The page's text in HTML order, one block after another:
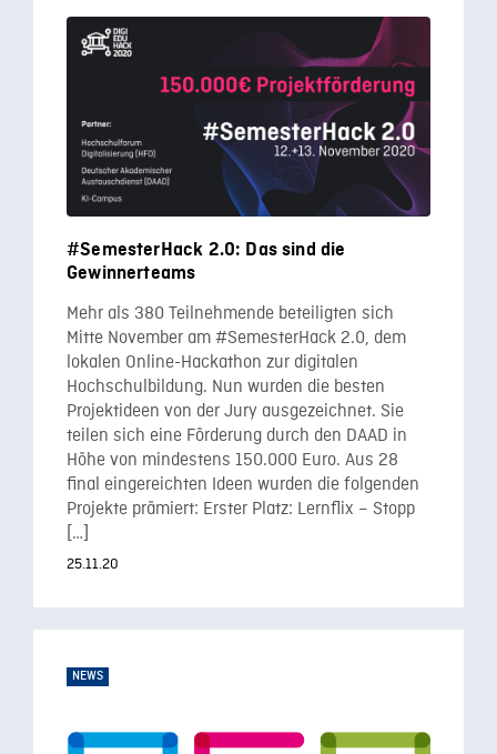
#SemesterHack 2.0: Das sind die
Gewinnerteams
Mehr als 380 Teilnehmende beteiligten sich
Mitte November am #SemesterHack 2.0, dem
lokalen Online-Hackathon zur digitalen
Hochschulbildung. Nun wurden die besten
Projektideen von der Jury ausgezeichnet. Sie
teilen sich eine Förderung durch den DAAD in
Höhe von mindestens 150.000 Euro. Aus 28
final eingereichten Ideen wurden die folgenden
Projekte prämiert: Erster Platz: Lernflix – Stopp
[…]
25.11.20
NEWS